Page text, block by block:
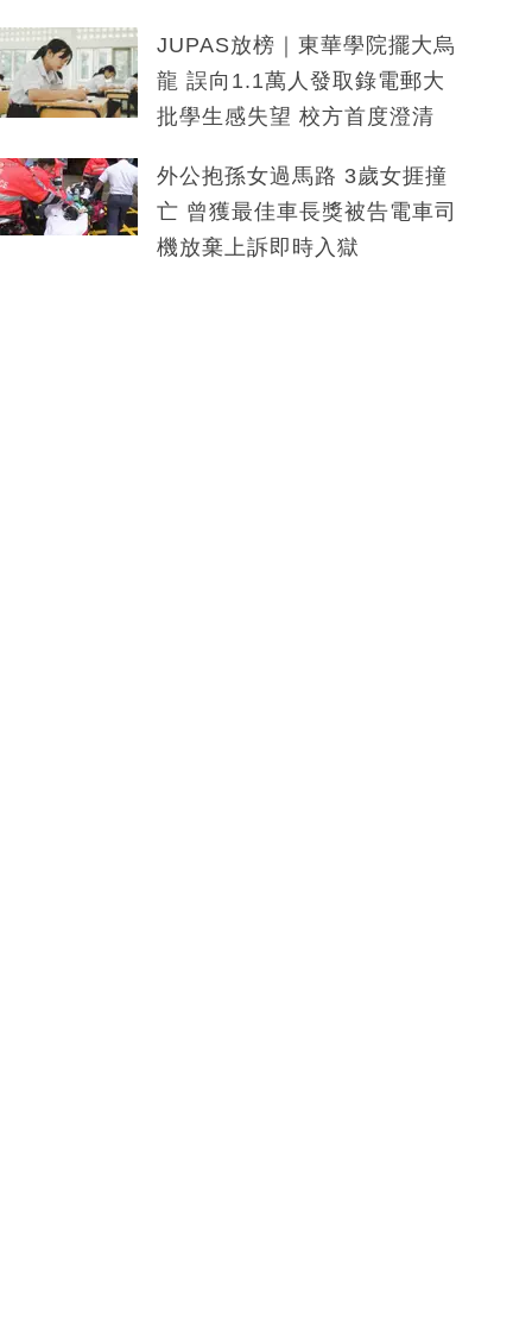
JUPAS放榜｜東華學院擺大烏
龍 誤向1.1萬人發取錄電郵大
批學生感失望 校方首度澄清
外公抱孫女過馬路 3歲女捱撞
亡 曾獲最佳車長獎被告電車司
機放棄上訴即時入獄